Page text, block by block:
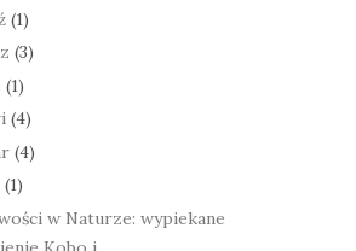
(1)
(3)
(1)
(4)
(4)
(1)
w Naturze: wypiekane